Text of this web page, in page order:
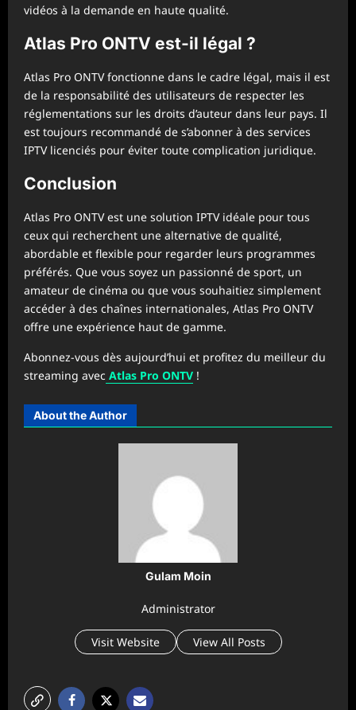
vidéos à la demande en haute qualité.
Atlas Pro ONTV est-il légal ?
Atlas Pro ONTV fonctionne dans le cadre légal, mais il est
de la responsabilité des utilisateurs de respecter les
réglementations sur les droits d’auteur dans leur pays. Il
est toujours recommandé de s’abonner à des services
IPTV licenciés pour éviter toute complication juridique.
Conclusion
Atlas Pro ONTV est une solution IPTV idéale pour tous
ceux qui recherchent une alternative de qualité,
abordable et flexible pour regarder leurs programmes
préférés. Que vous soyez un passionné de sport, un
amateur de cinéma ou que vous souhaitiez simplement
accéder à des chaînes internationales, Atlas Pro ONTV
offre une expérience haut de gamme.
Abonnez-vous dès aujourd’hui et profitez du meilleur du
streaming avec Atlas Pro ONTV !
About the Author
Gulam Moin
Administrator
Visit Website View All Posts